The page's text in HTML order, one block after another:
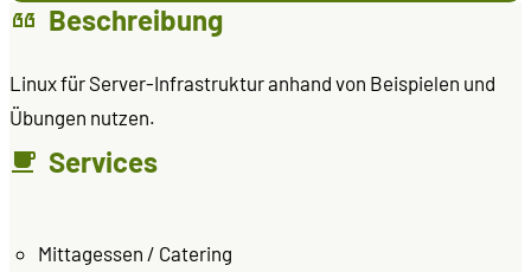
Beschreibung
Linux für Server-Infrastruktur anhand von Beispielen und
Übungen nutzen.
Services
Mittagessen / Catering